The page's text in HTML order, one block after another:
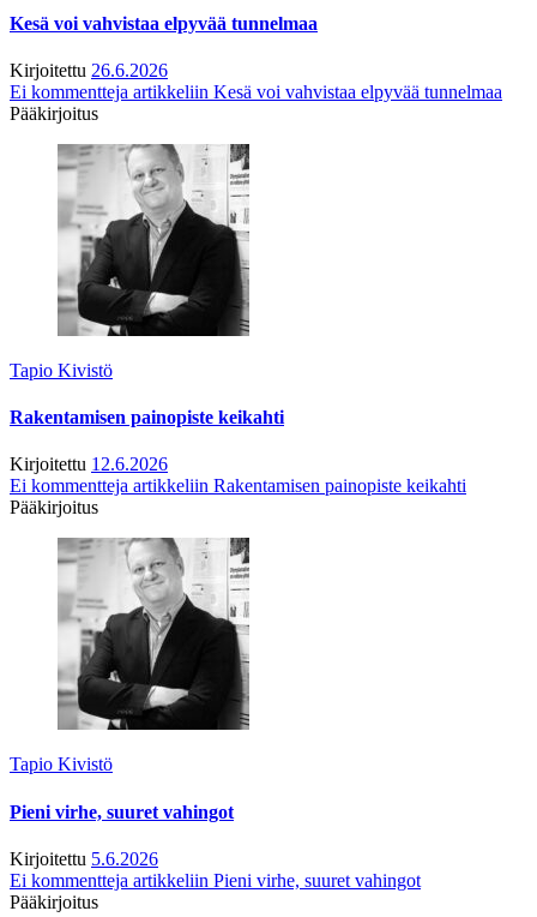
Kesä voi vahvistaa elpyvää tunnelmaa
Kirjoitettu 26.6.2026
Ei kommentteja artikkeliin Kesä voi vahvistaa elpyvää tunnelmaa
Pääkirjoitus
Tapio Kivistö
Rakentamisen painopiste keikahti
Kirjoitettu 12.6.2026
Ei kommentteja artikkeliin Rakentamisen painopiste keikahti
Pääkirjoitus
Tapio Kivistö
Pieni virhe, suuret vahingot
Kirjoitettu 5.6.2026
Ei kommentteja artikkeliin Pieni virhe, suuret vahingot
Pääkirjoitus